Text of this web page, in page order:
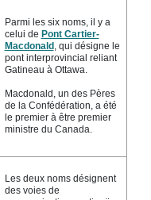
Parmi les six noms, il y a
celui de Pont Cartier-
Macdonald, qui désigne le
pont interprovincial reliant
Gatineau à Ottawa.
Macdonald, un des Pères
de la Confédération, a été
le premier à être premier
ministre du Canada.
Les deux noms désignent
des voies de